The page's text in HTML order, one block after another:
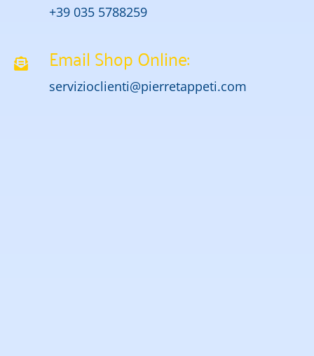
+39 035 5788259
Email Shop Online:
servizioclienti@pierretappeti.com